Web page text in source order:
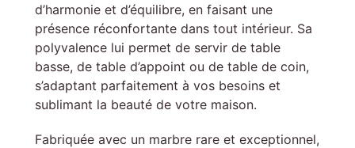
d’harmonie et d’équilibre, en faisant une
présence réconfortante dans tout intérieur. Sa
polyvalence lui permet de servir de table
basse, de table d’appoint ou de table de coin,
s’adaptant parfaitement à vos besoins et
sublimant la beauté de votre maison.
Fabriquée avec un marbre rare et exceptionnel,